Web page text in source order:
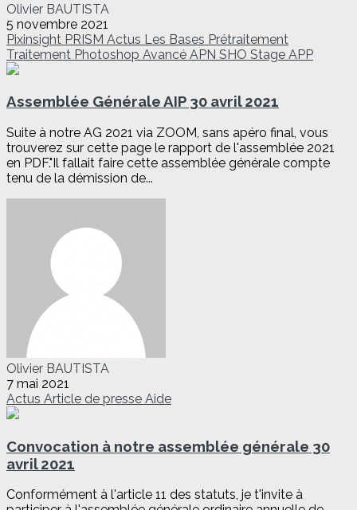
Olivier BAUTISTA
5 novembre 2021
Pixinsight PRISM Actus Les Bases Prétraitement
Traitement Photoshop Avancé APN SHO Stage APP
Assemblée Générale AIP 30 avril 2021
Suite à notre AG 2021 via ZOOM, sans apéro final, vous
trouverez sur cette page le rapport de l'assemblée 2021
en PDF."Il fallait faire cette assemblée générale compte
tenu de la démission de...
Olivier BAUTISTA
7 mai 2021
Actus Article de presse Aide
Convocation à notre assemblée générale 30
avril 2021
Conformément à l'article 11 des statuts, je t'invite à